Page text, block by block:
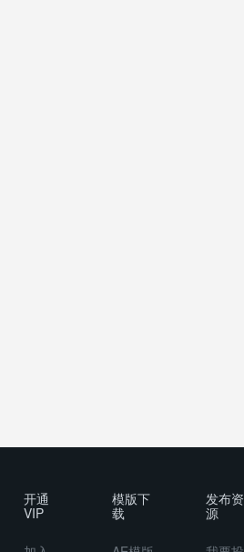
开通
VIP
模版下
载
发布资
源